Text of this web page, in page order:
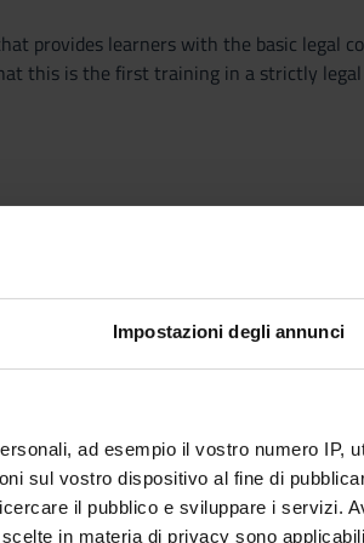
Impostazioni degli annunci
ad esempio il vostro numero IP,
sul vostro dispositivo al fine di
il pubblico e sviluppare i servizi.
in materia di privacy sono
provides learners with the basic legal
this is the first training in a strictly
reference to the concepts of rule of